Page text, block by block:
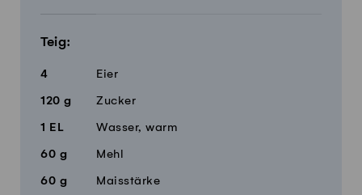
Teig:
4 Eier
120 g Zucker
1 EL Wasser, warm
60 g Mehl
60 g Maisstärke